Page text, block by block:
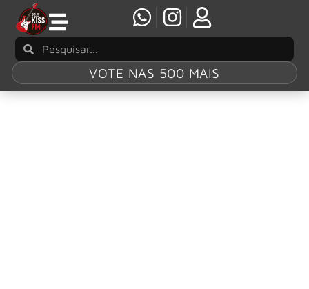
VOTE NAS 500 MAIS